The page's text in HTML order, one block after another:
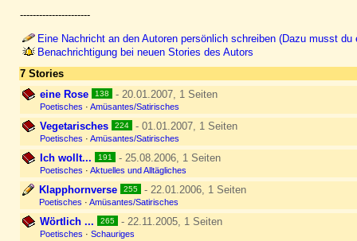
----------------------
Eine Nachricht an den Autoren persönlich schreiben (Dazu musst du
Benachrichtigung bei neuen Stories des Autors
7 Stories
eine Rose
138 - 20.01.2007, 1 Seiten
Poetisches · Amüsantes/Satirisches
Vegetarisches 224 - 01.01.2007, 1 Seiten
Poetisches · Amüsantes/Satirisches
Ich wollt... 191 - 25.08.2006, 1 Seiten
Poetisches · Aktuelles und Alltägliches
Klapphornverse 255 - 22.01.2006, 1 Seiten
Poetisches · Amüsantes/Satirisches
Wörtlich ... 265 - 22.11.2005, 1 Seiten
Poetisches · Schauriges